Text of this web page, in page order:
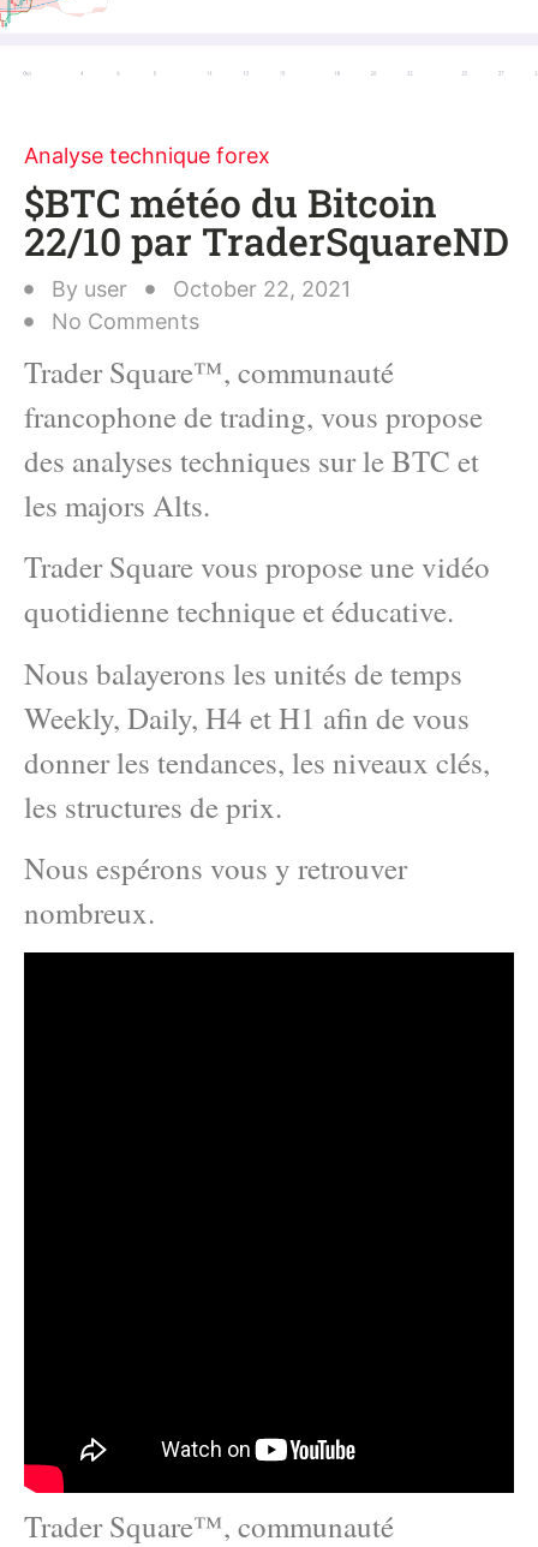
Analyse technique forex
$BTC météo du Bitcoin
22/10 par TraderSquareND
By user
October 22, 2021
No Comments
Trader Square™, communauté
francophone de trading, vous propose
des analyses techniques sur le BTC et
les majors Alts.
Trader Square vous propose une vidéo
quotidienne technique et éducative.
Nous balayerons les unités de temps
Weekly, Daily, H4 et H1 afin de vous
donner les tendances, les niveaux clés,
les structures de prix.
Nous espérons vous y retrouver
nombreux.
Trader Square™, communauté